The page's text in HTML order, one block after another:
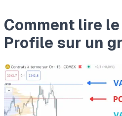
Comment lire
Profile sur un